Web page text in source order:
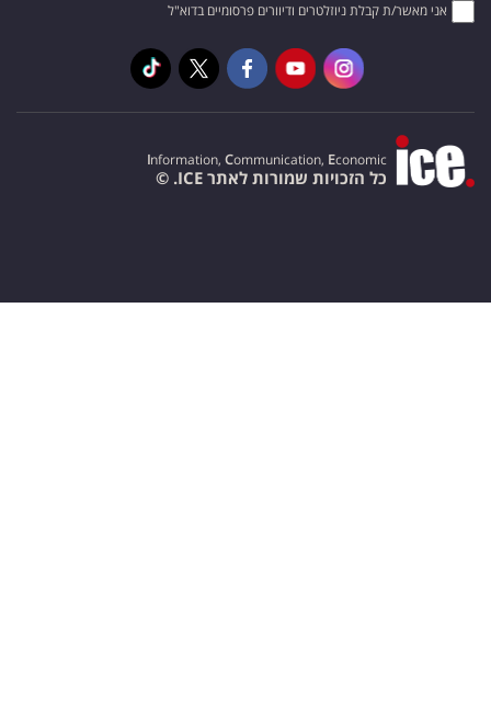
אני מאשר/ת קבלת ניוזלטרים ודיוורים פרסומיים בדוא"ל
Information, Communication, Economic
כל הזכויות שמורות לאתר ICE. ©